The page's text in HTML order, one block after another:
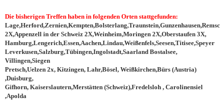
Die bisherigen Treffen haben in folgenden Orten stattgefunden:
2X,Appenzell in der Schweiz 2X,Weinheim,Moringen 2X,Oberstaufen 3X,
Hamburg,Lengerich,Essen,Aachen,Lindau,Weißenfels,Seesen,Titisee,Speyer
Leverkusen,Salzburg,Tübingen,Ingolstadt,Saarland Bostalsee,
Villingen,Siegen
Pretsch,Uelzen 2x, Kitzingen, Lahr,Bösel, Weißkirchen,Bürs (Austria)
,Duisburg,
Gifhorn, Kaiserslautern,Merstätten (Schweiz),Fredelsloh , Carolinensiel
,Apolda